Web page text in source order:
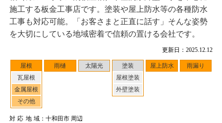
更新日：2025.12.12
屋根
瓦屋根
金属屋根
その他
雨樋 太陽光
塗装
屋根塗装
外壁塗装
屋上防水 雨漏り
対応地域：十和田市 周辺
施工する板金工事店です。塗装や屋上防水等の各種防水
工事も対応可能。「お客さまと正直に話す」そんな姿勢
を大切にしている地域密着で信頼の置ける会社です。